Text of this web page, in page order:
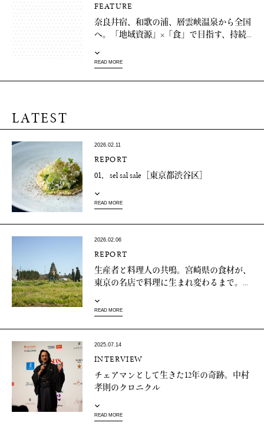
FEATURE
奈良井宿、和歌の浦、層雲峡温泉から全国
へ。「地域資源」×「食」で目指す、持続...
READ MORE
LATEST
2026.02.11
REPORT
01．sel sal sale［東京都渋谷区］
READ MORE
2026.02.06
REPORT
生産者と料理人の共鳴。宮崎県の食材が、
東京の名店で料理に生まれ変わるまで。...
READ MORE
2025.07.14
INTERVIEW
チェアマンとして生きた12年の奇跡。中村
孝則のクロニクル
READ MORE